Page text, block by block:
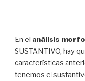
En el análisis
SUSTANTIVO, hay
características
tenemos el